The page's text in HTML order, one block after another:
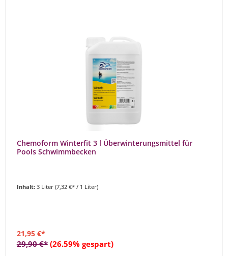
Chemoform Winterfit 3 l Überwinterungsmittel für
Pools Schwimmbecken
Inhalt: 3 Liter (7,32 €* / 1 Liter)
21,95 €*
29,90 €* (26.59% gespart)